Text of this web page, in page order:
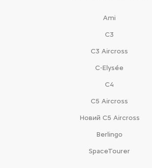
Ami
С3
С3 Aircross
C-Elysée
С4
С5 Aircross
Новий С5 Aircross
Berlingo
SpaceTourer